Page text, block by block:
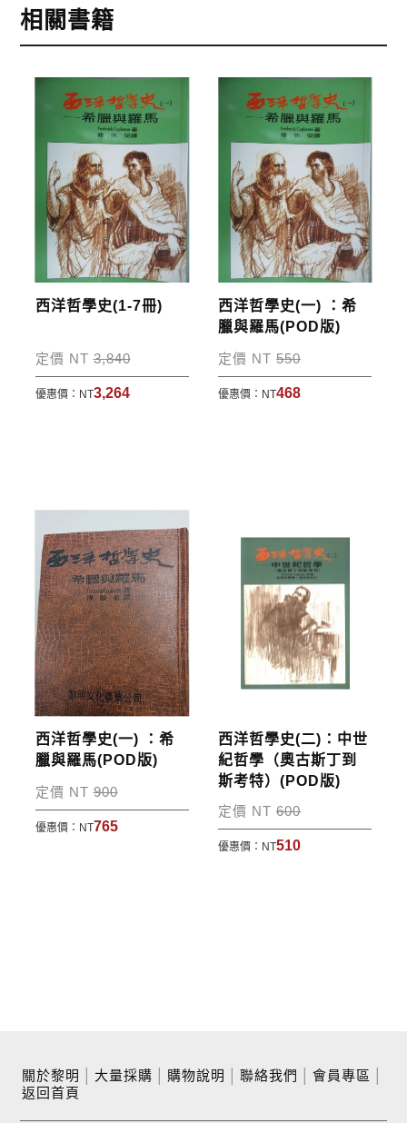
2.銀行轉帳:選擇銀行轉帳時，請填寫您的銀行帳號後
五碼，並於三日內完成匯款，以利核銷作業。
3.郵局劃撥: 選擇郵局劃撥時，請於三日內至郵局填寫
劃撥單，匯款者大名請填寫跟訂購者大名一致，以利
核銷作業。
步驟4 完成訂購
訂購完成後，可至會員專區查詢「我的訂單」，查詢
訂單處理的狀態。
運費說明:
*國內凡一次訂購本公司書籍900元(含)以上，採國內
包裹運送，一律免運費；899元以下須自付80元運
費。外文書籍將由專人估價
，訂購後48小時內回覆運
費於訂單中。
寄送說明:
付款完成後，本公司將於七日內以郵寄方式寄送到您
所指定的地點。
相關書籍
西洋哲學史(1-7冊)
定價 NT3,840
優惠價： NT3,264
西洋哲學史(一) ：希
臘與羅馬(POD版)
定價 NT550
優惠價： NT468
西洋哲學史(一) ：希
臘與羅馬(POD版)
定價 NT900
優惠價： NT765
西洋哲學史(二)：中世
紀哲學（奧古斯丁到
斯考特）(POD版)
定價 NT600
優惠價： NT510
關於黎明 大量採購 購物說明 聯絡我們 會員專區
返回首頁